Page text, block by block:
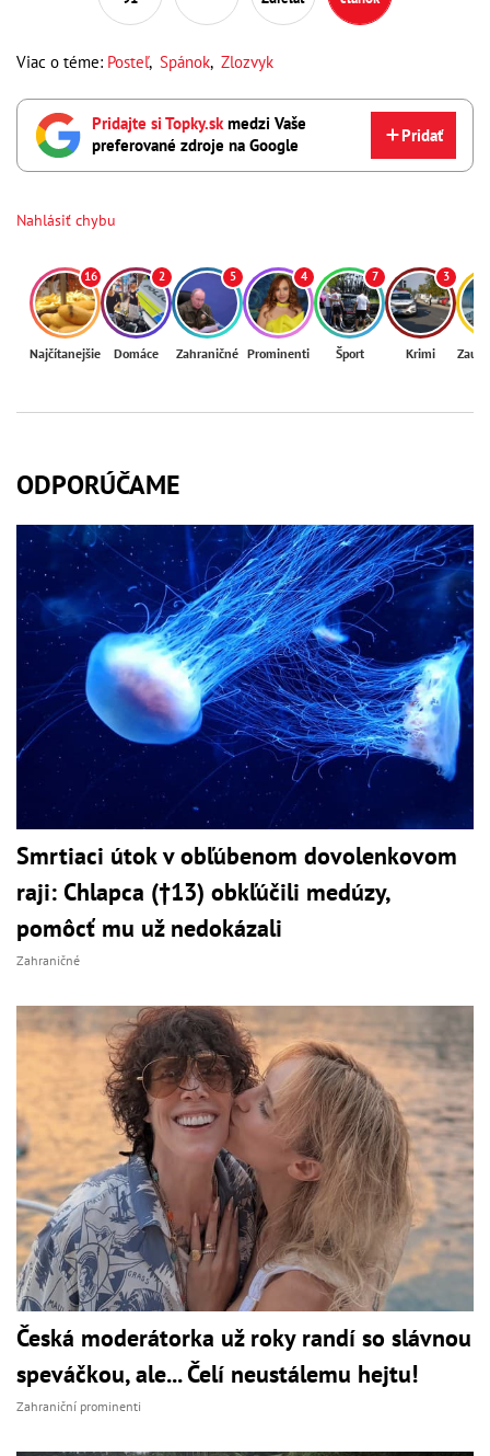
Viac o téme: Posteľ, Spánok, Zlozvyk
Pridajte si Topky.skmedzi Vaše
preferované zdroje na Google
Pridať
Nahlásiť chybu
16
Najčítanejšie
2
Domáce
5
Zahraničné
4
Prominenti
7
Šport
3
Krimi
ODPORÚČAME
Smrtiaci útok v obľúbenom dovolenkovom
raji: Chlapca (†13) obkľúčili medúzy,
pomôcť mu už nedokázali
Zahraničné
Česká moderátorka už roky randí so slávnou
speváčkou, ale... Čelí neustálemu hejtu!
Zahraniční prominenti